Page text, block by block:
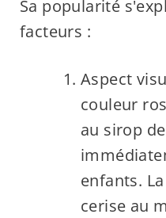
Sa popularité
facteurs :
Aspect
couleur
au sirop
enfants.
cerise au